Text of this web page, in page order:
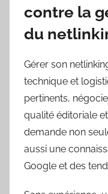
contre la
du
Gérer son
technique et
pertinents,
qualité éditoriale
demande non
aussi une
Google et des